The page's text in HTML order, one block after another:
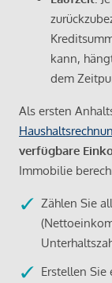
kann,
dem
Als ersten
verfügbare
Immobilie
Zählen Sie
Erstellen